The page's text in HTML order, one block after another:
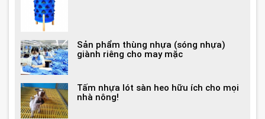
Sản phẩm thùng nhựa (sóng nhựa)
giành riêng cho may mặc
Tấm nhựa lót sàn heo hữu ích cho mọi
nhà nông!